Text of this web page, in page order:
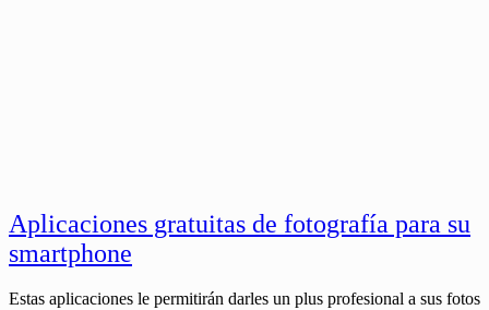
Aplicaciones gratuitas de fotografía para su
smartphone
Estas aplicaciones le permitirán darles un plus profesional a sus fotos